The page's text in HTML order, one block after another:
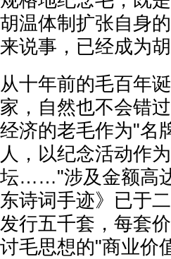
胡温体制扩张自身
来说事，已经成为
从十年前的毛百年
家，自然也不会错
经济的老毛作为"名
人，以纪念活动作
坛……"涉及金额高
东诗词手迹》已于
发行五千套，每套
讨毛思想的"商业价